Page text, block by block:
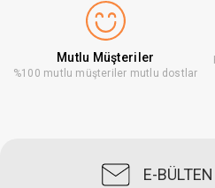
Mutlu Müşteriler
%100 mutlu müşteriler mutlu dostlar
E-